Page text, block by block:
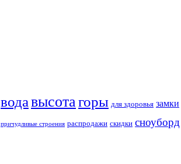
водавысота горы для здоровья замки
причудливые строения распродажи скидки сноуборд